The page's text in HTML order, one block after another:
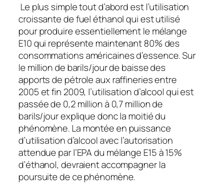
Le plus simple tout d’abord est l’utilisation
croissante de fuel éthanol qui est utilisé
pour produire essentiellement le mélange
E10 qui représente maintenant 80% des
consommations américaines d’essence. Sur
le million de barils/jour de baisse des
apports de pétrole aux raffineries entre
2005 et fin 2009, l’utilisation d’alcool qui est
passée de 0,2 million à 0,7 million de
barils/jour explique donc la moitié du
phénomène. La montée en puissance
d’utilisation d’alcool avec l’autorisation
attendue par l’EPA du mélange E15 à 15%
d’éthanol, devraient accompagner la
poursuite de ce phénomène.